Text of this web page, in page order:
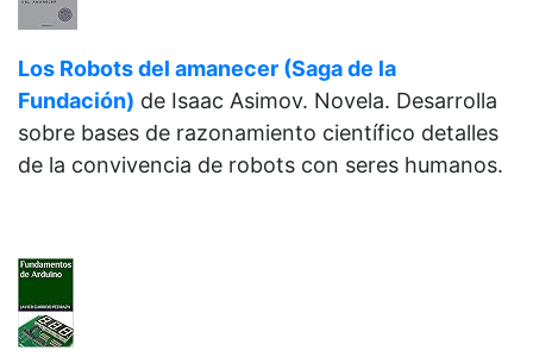
Los Robots del amanecer (Saga de la
Fundación) de Isaac Asimov. Novela. Desarrolla
sobre bases de razonamiento científico detalles
de la convivencia de robots con seres humanos.